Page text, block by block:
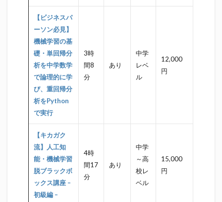
【ビジネスパ
ーソン必見】
機械学習の基
礎・単回帰分
析を中学数学
で論理的に学
び、重回帰分
析をPython
で実行
3時
間8
分
あり
中学
レベ
ル
12,000
円
【キカガク
流】人工知
能・機械学習
脱ブラックボ
ックス講座 –
初級編 –
4時
間17
分
あり
中学
～高
校レ
ベル
15,000
円